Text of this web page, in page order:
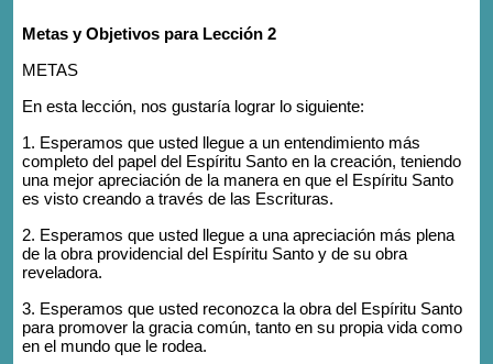
Metas y Objetivos para Lección 2
METAS
En esta lección, nos gustaría lograr lo siguiente:
1. Esperamos que usted llegue a un entendimiento más
completo del papel del Espíritu Santo en la creación, teniendo
una mejor apreciación de la manera en que el Espíritu Santo
es visto creando a través de las Escrituras.
2. Esperamos que usted llegue a una apreciación más plena
de la obra providencial del Espíritu Santo y de su obra
reveladora.
3. Esperamos que usted reconozca la obra del Espíritu Santo
para promover la gracia común, tanto en su propia vida como
en el mundo que le rodea.